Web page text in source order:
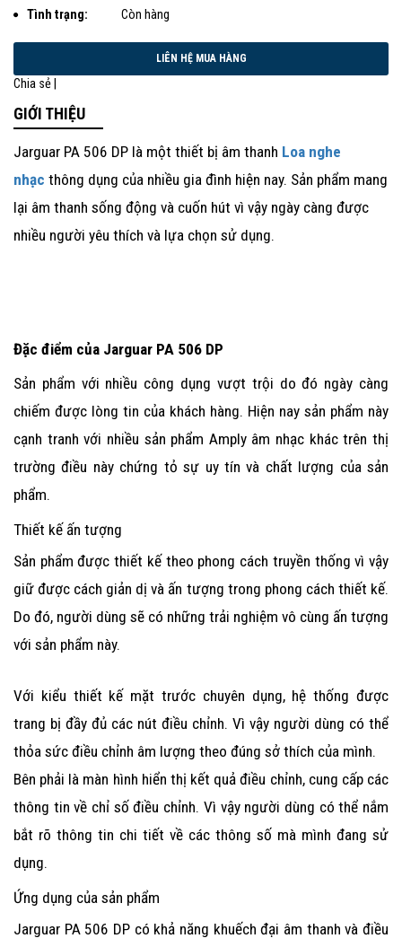
Tình trạng: Còn hàng
Chia sẻ |
GIỚI THIỆU
Jarguar PA 506 DP là một thiết bị âm thanh Loa nghe
nhạc thông dụng của nhiều gia đình hiện nay. Sản phẩm mang
lại âm thanh sống động và cuốn hút vì vậy ngày càng được
nhiều người yêu thích và lựa chọn sử dụng.
Đặc điểm của Jarguar PA 506 DP
Sản phẩm với nhiều công dụng vượt trội do đó ngày càng
chiếm được lòng tin của khách hàng. Hiện nay sản phẩm này
cạnh tranh với nhiều sản phẩm Amply âm nhạc khác trên thị
trường điều này chứng tỏ sự uy tín và chất lượng của sản
phẩm.
Thiết kế ấn tượng
Sản phẩm được thiết kế theo phong cách truyền thống vì vậy
giữ được cách giản dị và ấn tượng trong phong cách thiết kế.
Do đó, người dùng sẽ có những trải nghiệm vô cùng ấn tượng
với sản phẩm này.
Với kiểu thiết kế mặt trước chuyên dụng, hệ thống được
trang bị đầy đủ các nút điều chỉnh. Vì vậy người dùng có thể
thỏa sức điều chỉnh âm lượng theo đúng sở thích của mình.
Bên phải là màn hình hiển thị kết quả điều chỉnh, cung cấp các
thông tin về chỉ số điều chỉnh. Vì vậy người dùng có thể nắm
bắt rõ thông tin chi tiết về các thông số mà mình đang sử
dụng.
Ứng dụng của sản phẩm
Jarguar PA 506 DP có khả năng khuếch đại âm thanh và điều